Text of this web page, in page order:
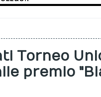
Torneo
premio